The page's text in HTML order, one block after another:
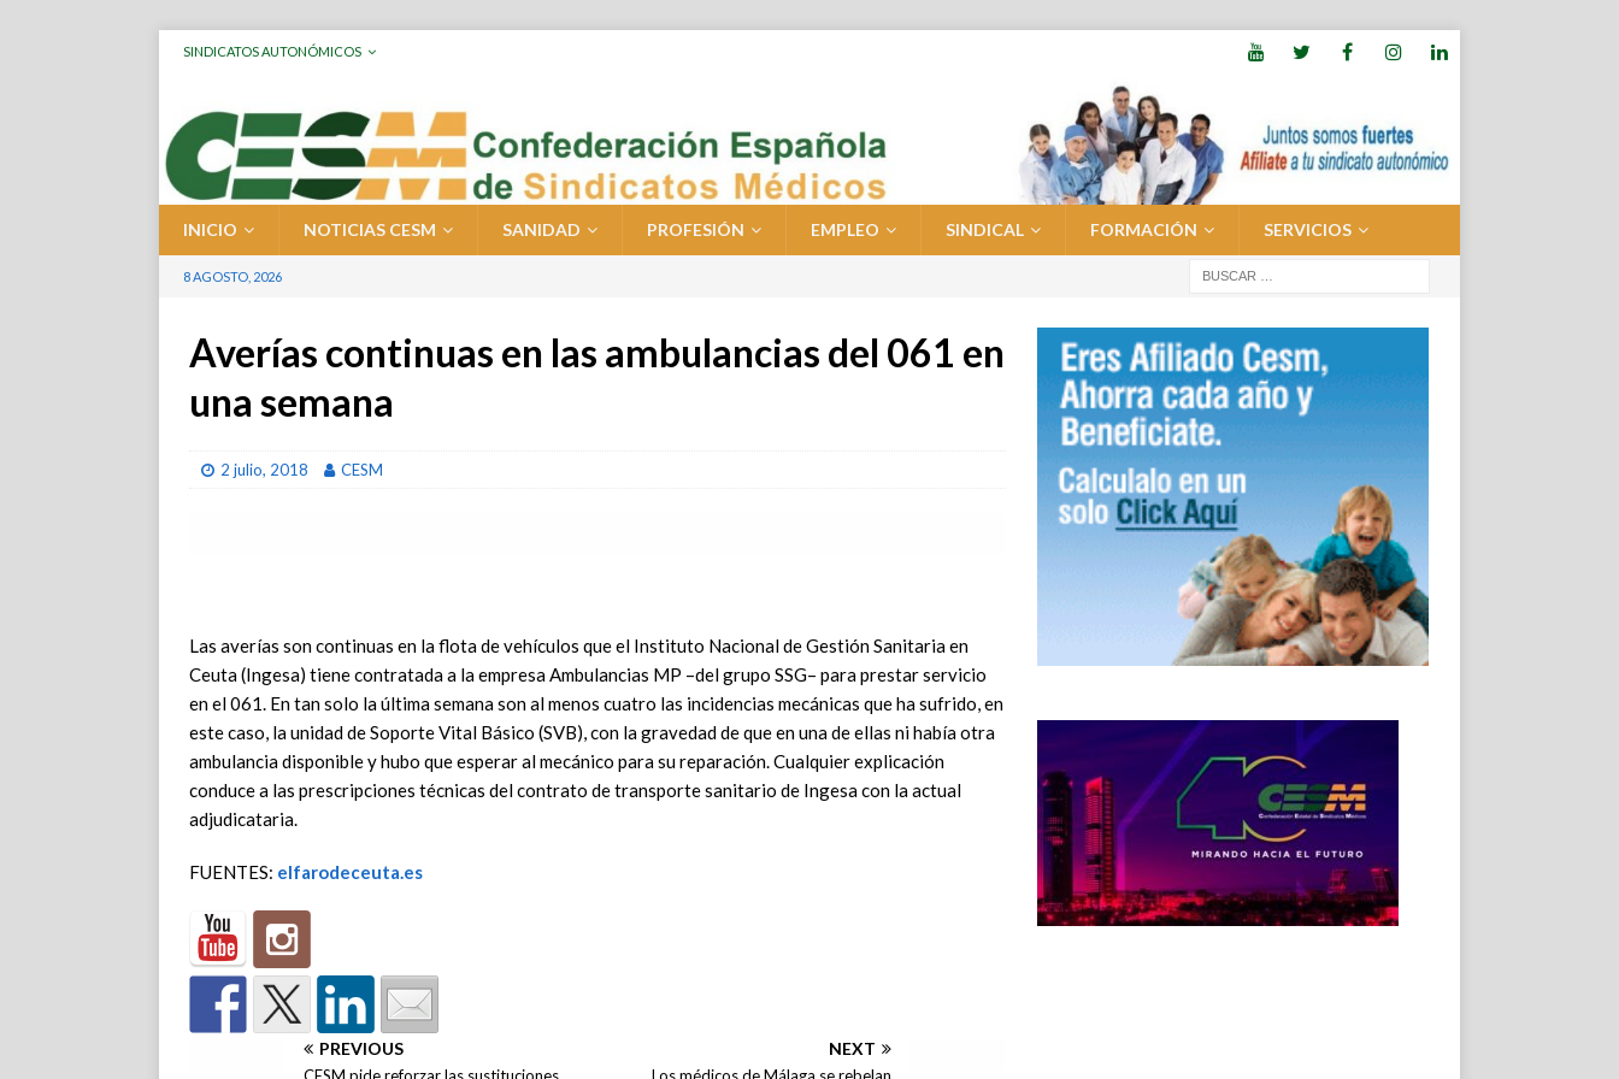
SINDICATOS AUTONÓMICOS
INICIO NOTICIAS CESM SANIDAD PROFESIÓN EMPLEO SINDICAL FORMACIÓN SERVICIOS
8 AGOSTO, 2026
Averías continuas en las ambulancias del 061 en
una semana
2 julio, 2018 CESM
Las averías son continuas en la flota de vehículos que el Instituto Nacional de Gestión Sanitaria en
Ceuta (Ingesa) tiene contratada a la empresa Ambulancias MP –del grupo SSG– para prestar servicio
en el 061. En tan solo la última semana son al menos cuatro las incidencias mecánicas que ha sufrido, en
este caso, la unidad de Soporte Vital Básico (SVB), con la gravedad de que en una de ellas ni había otra
ambulancia disponible y hubo que esperar al mecánico para su reparación. Cualquier explicación
conduce a las prescripciones técnicas del contrato de transporte sanitario de Ingesa con la actual
adjudicataria.
FUENTES: elfarodeceuta.es
PREVIOUS NEXT